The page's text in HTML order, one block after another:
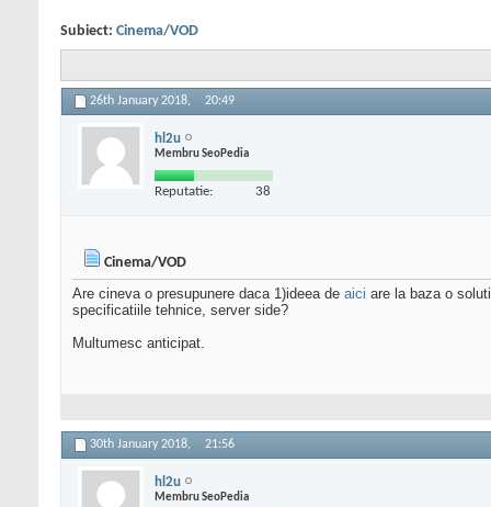
Subiect: Cinema/VOD
26th January 2018, 20:49
hl2u
Membru SeoPedia
Reputatie: 38
Cinema/VOD
Are cineva o presupunere daca 1)ideea de aici are la baza o
specificatiile tehnice, server side?
Multumesc anticipat.
30th January 2018, 21:56
hl2u
Membru SeoPedia